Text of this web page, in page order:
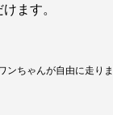
ます。
ンちゃんが自由に走り